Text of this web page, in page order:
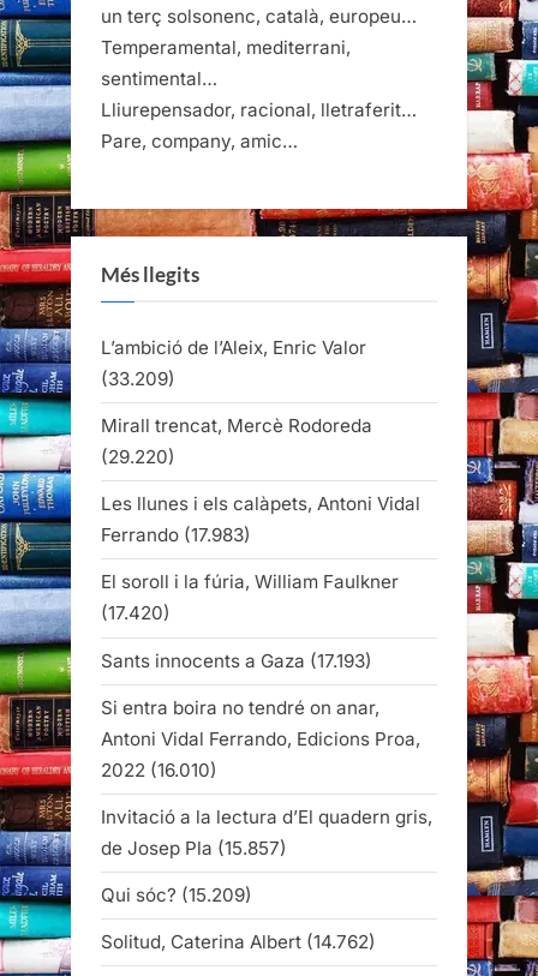
entradesun terç solsonenc, català, europeu…
Temperamental, mediterrani,
sentimental…
Lliurepensador, racional, lletraferit…
Pare, company, amic…
Més llegits
L’ambició de l’Aleix, Enric Valor
(33.209)
Mirall trencat, Mercè Rodoreda
(29.220)
Les llunes i els calàpets, Antoni Vidal
Ferrando (17.983)
El soroll i la fúria, William Faulkner
(17.420)
Sants innocents a Gaza (17.193)
Si entra boira no tendré on anar,
Antoni Vidal Ferrando, Edicions Proa,
2022 (16.010)
Invitació a la lectura d’El quadern gris,
de Josep Pla (15.857)
Qui sóc? (15.209)
Solitud, Caterina Albert (14.762)